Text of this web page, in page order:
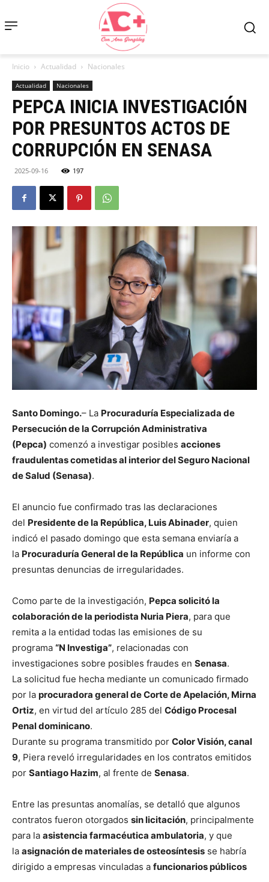
Inicio Actualidad Nacionales
Actualidad Nacionales
PEPCA INICIA INVESTIGACIÓN
POR PRESUNTOS ACTOS DE
CORRUPCIÓN EN SENASA
2025-09-16 197
Santo Domingo.– La Procuraduría Especializada de
Persecución de la Corrupción Administrativa
(Pepca) comenzó a investigar posibles acciones
fraudulentas cometidas al interior del Seguro Nacional
de Salud (Senasa).
El anuncio fue confirmado tras las declaraciones
del Presidente de la República, Luis Abinader, quien
indicó el pasado domingo que esta semana enviaría a
la Procuraduría General de la República un informe con
presuntas denuncias de irregularidades.
Como parte de la investigación, Pepca solicitó la
colaboración de la periodista Nuria Piera, para que
remita a la entidad todas las emisiones de su
programa “N Investiga”, relacionadas con
investigaciones sobre posibles fraudes en Senasa.
La solicitud fue hecha mediante un comunicado firmado
por la procuradora general de Corte de Apelación, Mirna
Ortiz, en virtud del artículo 285 del Código Procesal
Penal dominicano.
Durante su programa transmitido por Color Visión, canal
9, Piera reveló irregularidades en los contratos emitidos
por Santiago Hazim, al frente de Senasa.
Entre las presuntas anomalías, se detalló que algunos
contratos fueron otorgados sin licitación, principalmente
para la asistencia farmacéutica ambulatoria, y que
la asignación de materiales de osteosíntesis se habría
dirigido a empresas vinculadas a funcionarios públicos